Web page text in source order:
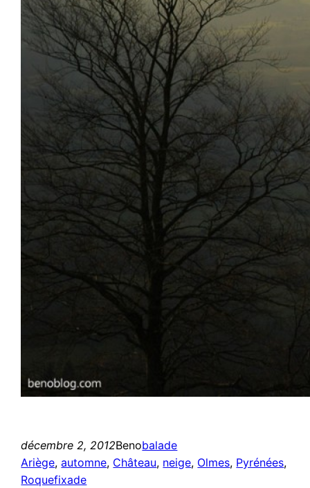
décembre 2, 2012Benobalade
Ariège, automne, Château, neige, Olmes, Pyrénées
Roquefixade